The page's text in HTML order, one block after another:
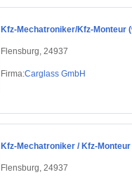
Kfz-Mechatroniker/Kfz-Monteur
Flensburg, 24937
Firma:Carglass GmbH
Kfz-Mechatroniker / Kfz-
Flensburg, 24937